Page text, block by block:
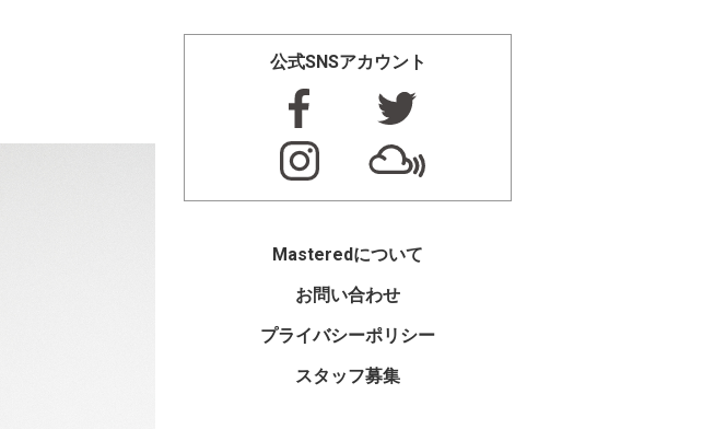
公式SNSアカウント
Masteredについて
お問い合わせ
プライバシーポリシー
スタッフ募集